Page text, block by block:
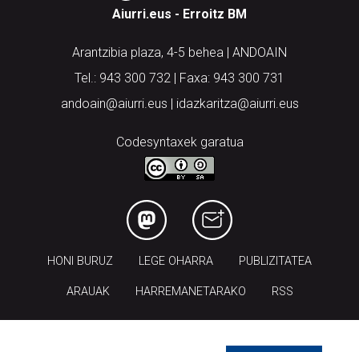
Aiurri.eus - Erroitz BM
Arantzibia plaza, 4-5 behea | ANDOAIN
Tel.: 943 300 732 | Faxa: 943 300 731
andoain@aiurri.eus | idazkaritza@aiurri.eus
Codesyntaxek garatua
HONI BURUZ LEGE OHARRA PUBLIZITATEA
ARAUAK HARREMANETARAKO RSS